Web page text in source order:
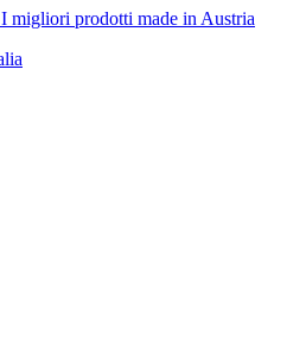
I migliori prodotti made in Austria